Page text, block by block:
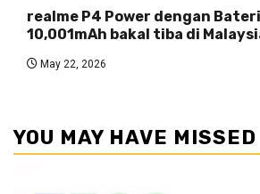
realme P4 Power dengan
10,001mAh bakal tiba di
May 22, 2026
YOU MAY HAVE MISSED